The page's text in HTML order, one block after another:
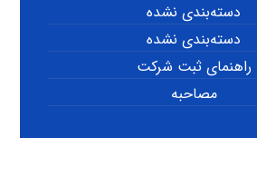
دسته‌بندی نشده
دسته‌بندی نشده
راهنمای ثبت شرکت
مصاحبه